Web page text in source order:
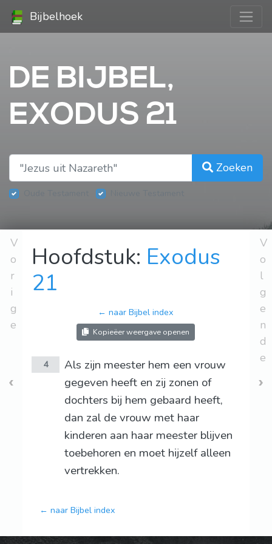
Bijbelhoek
DE BIJBEL,
EXODUS 21
Zoeken
V
o
r
i
g
e
Hoofdstuk: Exodus
21
← naar Bijbel index
Kopieëer weergave openen
4
Als zijn meester hem een vrouw
gegeven heeft en zij zonen of
dochters bij hem gebaard heeft,
dan zal de vrouw met haar
kinderen aan haar meester blijven
toebehoren en moet hijzelf alleen
vertrekken.
← naar Bijbel index
V
o
l
g
e
n
d
e